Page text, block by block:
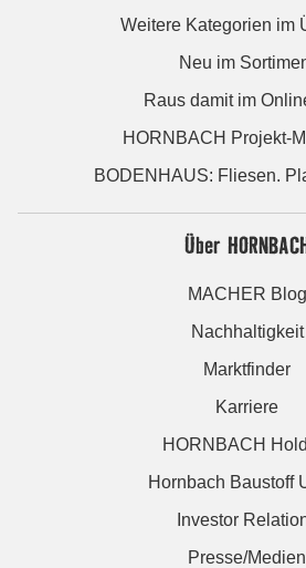
Weitere Kategorien im
Neu im
Raus damit im
HORNBACH Projekt-
BODENHAUS: Fliesen.
Über
MACHER Blog
Nachhaltigkeit
Marktfinder
Karriere
HORNBACH
Hornbach Baustoff
Investor
Presse/Medien